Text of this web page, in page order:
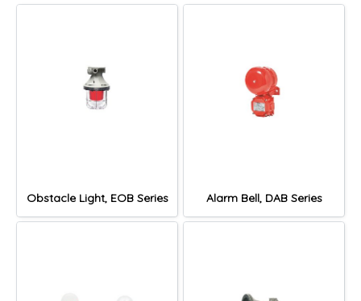
Obstacle Light, EOB Series Alarm Bell, DAB Series